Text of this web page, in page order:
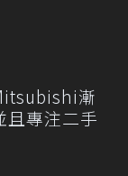
漸
且專注二手